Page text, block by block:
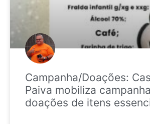
Campanha/Doações:
Paiva mobiliza
doações de itens